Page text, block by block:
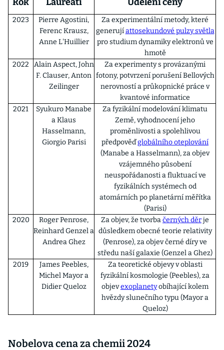
2023
Pierre Agostini,
Ferenc Krausz,
Anne L'Huillier
Za experimentální metody, které
generujíattosekundové pulzy světla
pro studium dynamiky elektronů ve
hmotě
2022
Alain Aspect, John
F. Clauser, Anton
Zeilinger
Za experimenty s provázanými
fotony, potvrzení porušení Bellových
nerovností a průkopnické práce v
kvantové informatice
2021
Syukuro Manabe
a Klaus
Hasselmann,
Giorgio Parisi
Za fyzikální modelování klimatu
Země, vyhodnocení jeho
proměnlivosti a spolehlivou
předpověďglobálního oteplování
(Manabe a Hasselmann), za objev
vzájemného působení
neuspořádanosti a fluktuací ve
fyzikálních systémech od
atomárních po planetární měřítka
(Parisi)
2020
Roger Penrose,
Reinhard Genzel a
Andrea Ghez
Za objev, že tvorbačerných děrje
důsledkem obecné teorie relativity
(Penrose), za objev černé díry ve
středu naší galaxie (Genzel a Ghez)
2019
James Peebles,
Michel Mayor a
Didier Queloz
Za teoretické objevy v oblasti
fyzikální kosmologie (Peebles), za
objevexoplanetyobíhající kolem
hvězdy slunečního typu (Mayor a
Queloz)
Nobelova cena za chemii 2024